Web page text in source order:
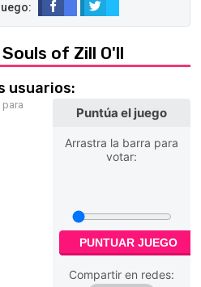
of Zill O'll
usuarios:
Puntúa el juego
Arrastra la barra para
votar:
PUNTUAR JUEGO
Compartir en redes: